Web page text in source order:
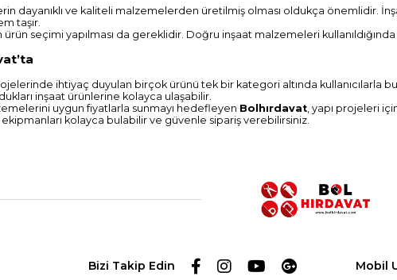
dayanıklı ve kaliteli malzemelerden üretilmiş olması oldukça önemlidir.
taşır.
ürün seçimi yapılması da gereklidir. Doğru inşaat malzemeleri
ihtiyaç duyulan birçok ürünü tek bir kategori altında
inşaat ürünlerine kolayca ulaşabilir.
uygun fiyatlarla sunmayı hedefleyen Bolhırdavat, yapı projeleri
kolayca bulabilir ve güvenle sipariş verebilirsiniz.
Bizi Takip Edin Mobil